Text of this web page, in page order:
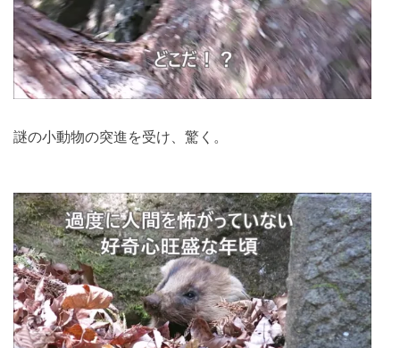
謎の小動物の突進を受け、驚く。